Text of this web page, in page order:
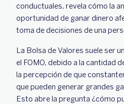
conductuales, revela cómo la
oportunidad de ganar dinero
toma de decisiones de una
La Bolsa de Valores suele ser
el FOMO, debido a la cantidad
la percepción de que
que pueden generar grandes
Esto abre la pregunta ¿cómo